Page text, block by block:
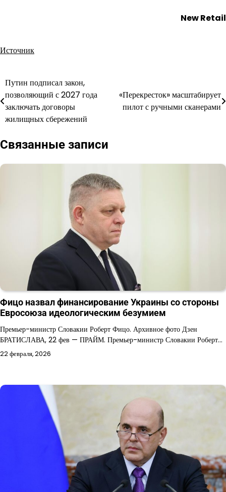
New Retail
Источник
Навигация
по
записям
Путин подписал закон,
позволяющий с 2027 года
заключать договоры
жилищных сбережений
«Перекресток» масштабирует
пилот с ручными сканерами
Связанные записи
Фицо назвал финансирование Украины со стороны
Евросоюза идеологическим безумием
Премьер-министр Словакии Роберт Фицо. Архивное фото Дзен
БРАТИСЛАВА, 22 фев — ПРАЙМ. Премьер-министр Словакии Роберт…
22 февраля, 2026